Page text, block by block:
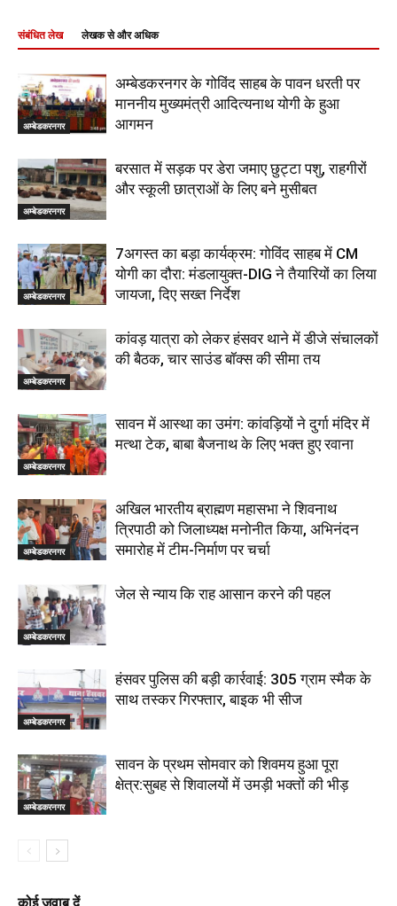
संबंधित लेख लेखक से और अधिक
अम्बेडकरनगर
अम्बेडकरनगर के गोविंद साहब के पावन धरती पर
माननीय मुख्यमंत्री आदित्यनाथ योगी के हुआ
आगमन
अम्बेडकरनगर
बरसात में सड़क पर डेरा जमाए छुट्टा पशु, राहगीरों
और स्कूली छात्राओं के लिए बने मुसीबत
अम्बेडकरनगर
7अगस्त का बड़ा कार्यक्रम: गोविंद साहब में CM
योगी का दौरा: मंडलायुक्त-DIG ने तैयारियों का लिया
जायजा, दिए सख्त निर्देश
अम्बेडकरनगर
कांवड़ यात्रा को लेकर हंसवर थाने में डीजे संचालकों
की बैठक, चार साउंड बॉक्स की सीमा तय
अम्बेडकरनगर
सावन में आस्था का उमंग: कांवड़ियों ने दुर्गा मंदिर में
मत्था टेक, बाबा बैजनाथ के लिए भक्त हुए रवाना
अम्बेडकरनगर
अखिल भारतीय ब्राह्मण महासभा ने शिवनाथ
त्रिपाठी को जिलाध्यक्ष मनोनीत किया, अभिनंदन
समारोह में टीम-निर्माण पर चर्चा
अम्बेडकरनगर
जेल से न्याय कि राह आसान करने की पहल
अम्बेडकरनगर
हंसवर पुलिस की बड़ी कार्रवाई: 305 ग्राम स्मैक के
साथ तस्कर गिरफ्तार, बाइक भी सीज
अम्बेडकरनगर
सावन के प्रथम सोमवार को शिवमय हुआ पूरा
क्षेत्र:सुबह से शिवालयों में उमड़ी भक्तों की भीड़
कोई जवाब दें